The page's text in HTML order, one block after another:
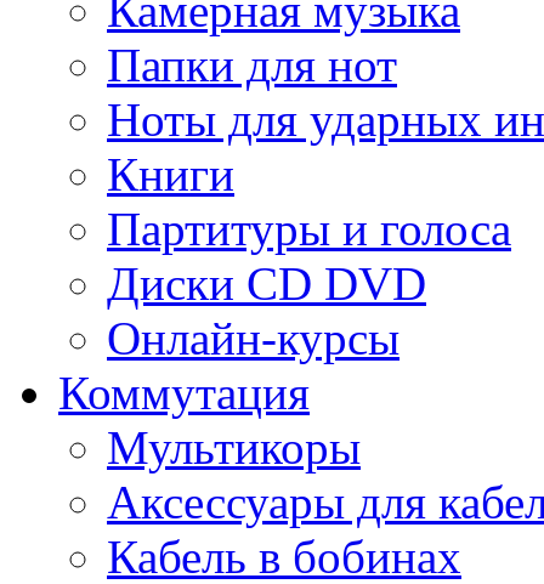
Папки для нот
Ноты для ударных
Книги
Партитуры и голоса
Диски CD DVD
Онлайн-курсы
Коммутация
Мультикоры
Аксессуары для
Кабель в бобинах